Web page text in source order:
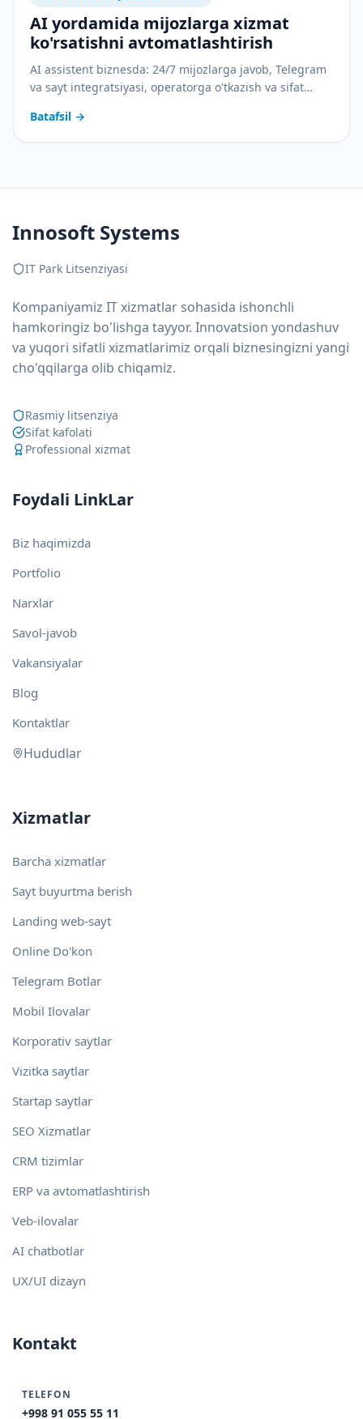
AI yordamida mijozlarga xizmat
ko'rsatishni avtomatlashtirish
AI assistent biznesda: 24/7 mijozlarga javob, Telegram
va sayt integratsiyasi, operatorga o'tkazish va sifat
Batafsil →
Innosoft Systems
IT Park Litsenziyasi
Kompaniyamiz IT xizmatlar sohasida ishonchli
hamkoringiz bo'lishga tayyor. Innovatsion yondashuv
va yuqori sifatli xizmatlarimiz orqali biznesingizni yangi
cho'qqilarga olib chiqamiz.
Rasmiy litsenziya
Sifat kafolati
Professional xizmat
Foydali LinkLar
Biz haqimizda
Portfolio
Narxlar
Savol-javob
Vakansiyalar
Blog
Kontaktlar
Hududlar
Xizmatlar
Barcha xizmatlar
Sayt buyurtma berish
Landing web-sayt
Online Do'kon
Telegram Botlar
Mobil Ilovalar
Korporativ saytlar
Vizitka saytlar
Startap saytlar
SEO Xizmatlar
CRM tizimlar
ERP va avtomatlashtirish
Veb-ilovalar
AI chatbotlar
UX/UI dizayn
Kontakt
TELEFON
+998 91 055 55 11